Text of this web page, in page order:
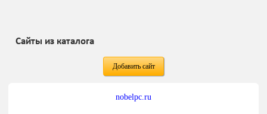
Сайты из каталога
Добавить сайт
nobelpc.ru